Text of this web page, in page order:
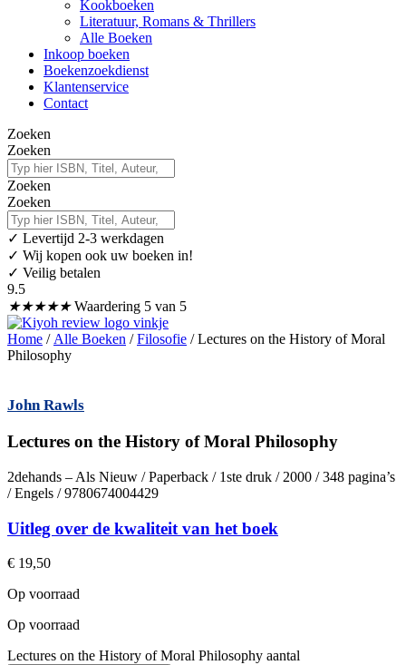
Kookboeken
Literatuur, Romans & Thrillers
Alle Boeken
Inkoop boeken
Boekenzoekdienst
Klantenservice
Contact
Zoeken
Zoeken
Zoeken
Zoeken
✓ Levertijd 2-3 werkdagen
✓ Wij kopen ook uw boeken in!
✓ Veilig betalen
9.5
★★★★★ Waardering 5 van 5
Home / Alle Boeken /Filosofie / Lectures on the History of Moral
Philosophy
John Rawls
Lectures on the History of Moral Philosophy
2dehands – Als Nieuw / Paperback / 1ste druk / 2000 / 348 pagina’s
/ Engels / 9780674004429
Uitleg over de kwaliteit van het boek
€ 19,50
Op voorraad
Op voorraad
Lectures on the History of Moral Philosophy aantal